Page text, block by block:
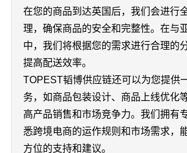
在您的商品到达英国后，我们会进行
理，确保商品的安全和完整性。在与
中，我们将根据您的需求进行合理的
提高配送效率。
TOPEST韬博供应链还可以为您提供
务，如商品包装设计、商品上线优化
高产品销售和市场竞争力。我们拥有
悉跨境电商的运作规则和市场需求，
方位的支持和建议。